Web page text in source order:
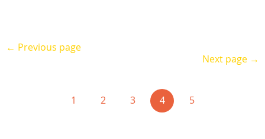
← Previous page
Next page →
1 2 3 4(current)
5